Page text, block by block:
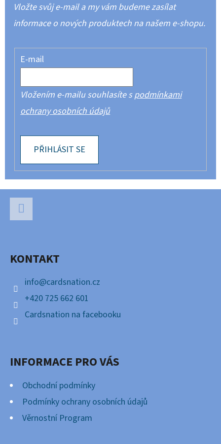
Vložte svůj e-mail a my vám budeme zasílat
informace o nových produktech na našem e-shopu.
E-mail
Vložením e-mailu souhlasíte spodmínkami
ochrany osobních údajů
PŘIHLÁSIT SE
KONTAKT
info@cardsnation.cz
+420 725 662 601
Cardsnation na facebooku
INFORMACE PRO VÁS
Obchodní podmínky
Podmínky ochrany osobních údajů
Věrnostní Program